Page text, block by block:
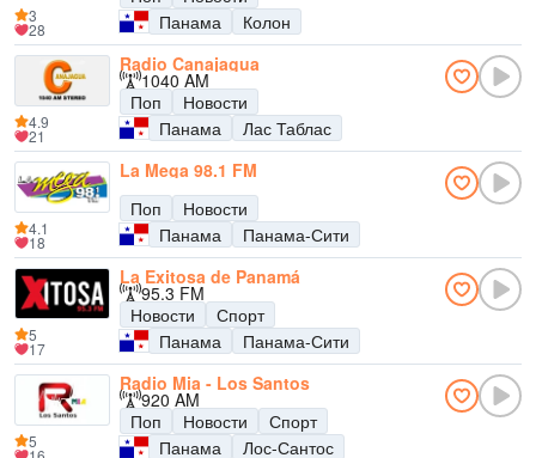
Панама
Колон
3
28
Radio Canajagua
1040 AM
Поп
Новости
Панама
Лас Таблас
4.9
21
La Mega 98.1 FM
Поп
Новости
Панама
Панама-Сити
4.1
18
La Exitosa de Panamá
95.3 FM
Новости
Спорт
Панама
Панама-Сити
5
17
Radio Mia - Los Santos
920 AM
Поп
Новости
Спорт
Панама
Лос-Сантос
5